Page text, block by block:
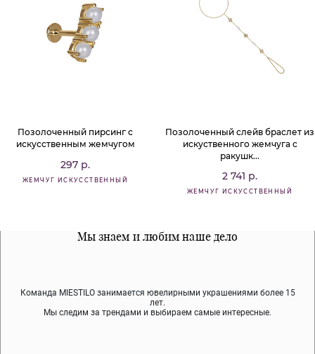
Позолоченный пирсинг с
искусственным жемчугом
297 р.
ЖЕМЧУГ ИСКУССТВЕННЫЙ
Позолоченный слейв браслет из
искуственного жемчуга с
ракушк...
2 741 р.
ЖЕМЧУГ ИСКУССТВЕННЫЙ
Мы знаем и любим наше дело
Команда MIESTILO занимается ювелирными украшениями более 15
лет.
Мы следим за трендами и выбираем самые интересные.
Все наши материалы гипоалергенны
Мы используем покрытие (родий, ювелирный сплав), которое не
содержит никеля и свинца — это исключает аллергию.
Примерка перед покупкой
Во время доставки спокойно примеряйте украшения, выбирайте те,
что вам нравятся, остальные заберёт курьер.